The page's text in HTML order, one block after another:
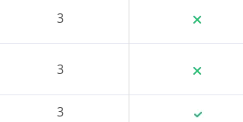
3
3
3